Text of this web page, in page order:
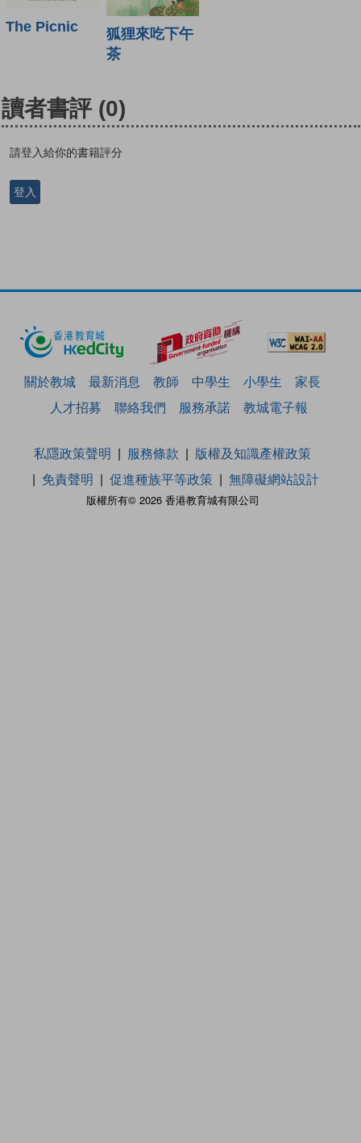
The Picnic
狐狸來吃下午
茶
讀者書評 (0)
請登入給你的書籍評分
登入
關於教城 最新消息 教師 中學生 小學生
家長
人才招募
聯絡我們 服務承諾 教城電子報
版權所有© 2026 香港教育城有限公司
私隱政策聲明 服務條款
版權及知識產權政策
免責聲明
促進種族平等政策 無障礙網站設計